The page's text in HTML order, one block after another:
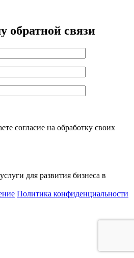
обратной связи
согласие на обработку своих
для развития бизнеса в
Политика конфиденциальности